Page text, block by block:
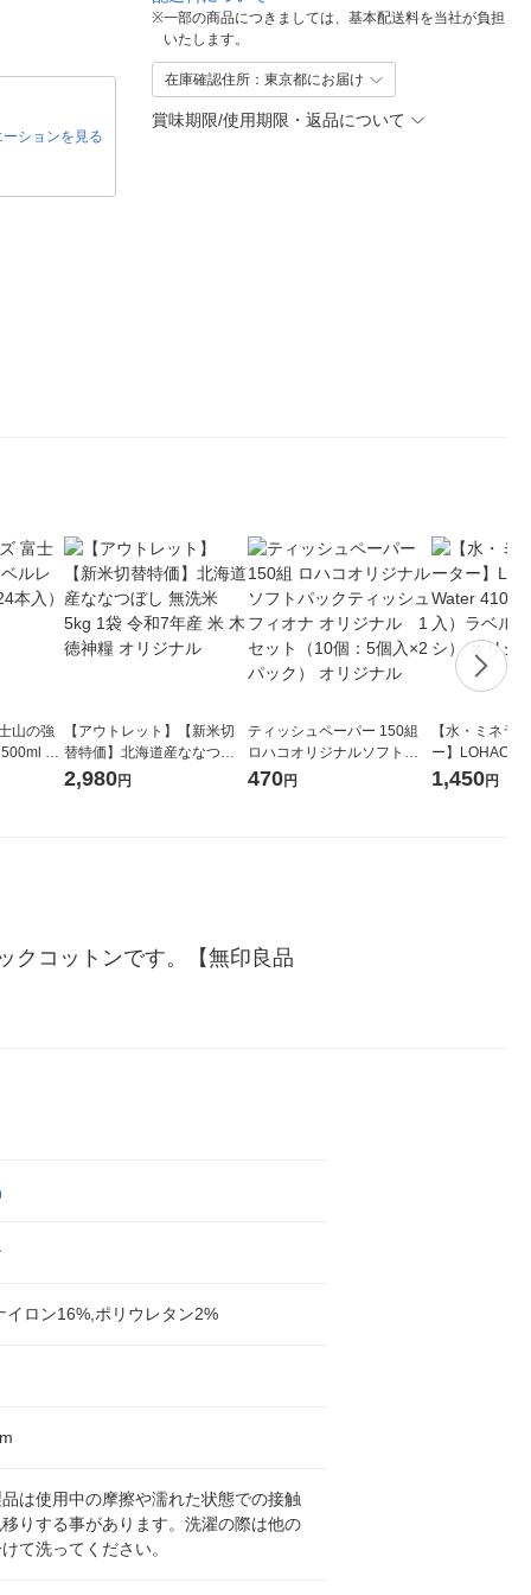
ションを見る
※一部の商品につきましては、基本配送料を当社が負担
いたします。
在庫確認住所：東京都にお届け
賞味期限/使用期限・返品について
山の強
1
【アウトレット】【新米切
替特価】北海道産ななつぼ
し 無洗米 5kg 1袋 令和7年産
米 木徳神糧 オリジナル
2,980円
ティッシュペーパー 150組
ロハコオリジナルソフトパ
ックティッシュ フィオナ オ
470円
【水・ミネラ
ー】LOHACO
1箱（20本入
（イチオシ）
1,450円
クコットンです。【無印良品
イロン16%,ポリウレタン2%
は使用中の摩擦や濡れた状態での接触
りする事があります。洗濯の際は他の
て洗ってください。